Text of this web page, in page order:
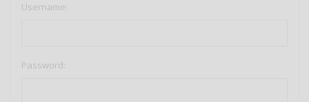
Username:
Password: